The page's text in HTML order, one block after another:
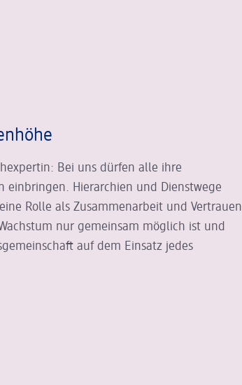
Bei uns dürfen alle ihre
einbringen. Hierarchien und Dienstwege
Rolle als Zusammenarbeit und Vertrauen.
nur gemeinsam möglich ist und
auf dem Einsatz jedes